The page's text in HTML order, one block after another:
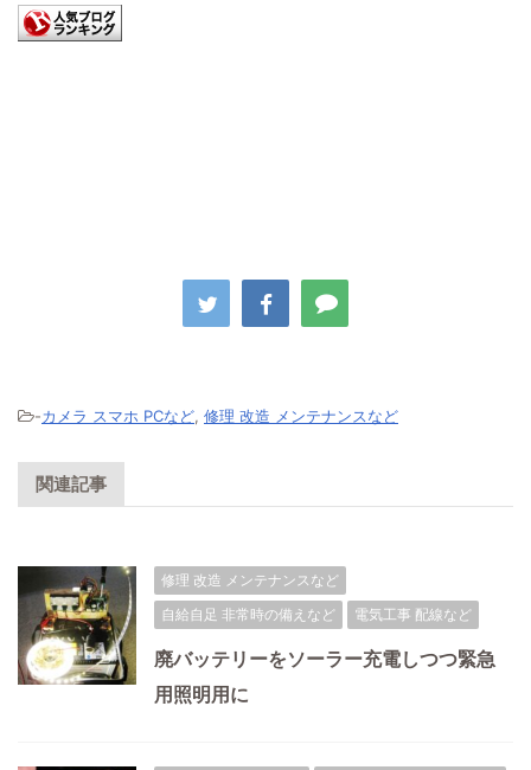
-カメラ スマホ PCなど, 修理 改造 メンテナンスなど
関連記事
修理 改造 メンテナンスなど
自給自足 非常時の備えなど
電気工事 配線など
廃バッテリーをソーラー充電しつつ緊急
用照明用に